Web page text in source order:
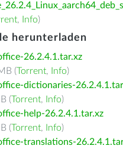
, Info)
herunterladen
26.2.4.1.tar.xz
(Torrent, Info)
dictionaries-
(Torrent, Info)
help-26.2.4.1.tar.xz
(Torrent, Info)
translations-